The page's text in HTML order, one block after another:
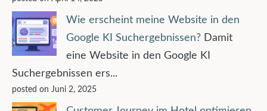
Wie erscheint meine Website in den
Google KI Suchergebnissen? Damit
eine Website in den Google KI
Suchergebnissen ers...
posted on Juni 2, 2025